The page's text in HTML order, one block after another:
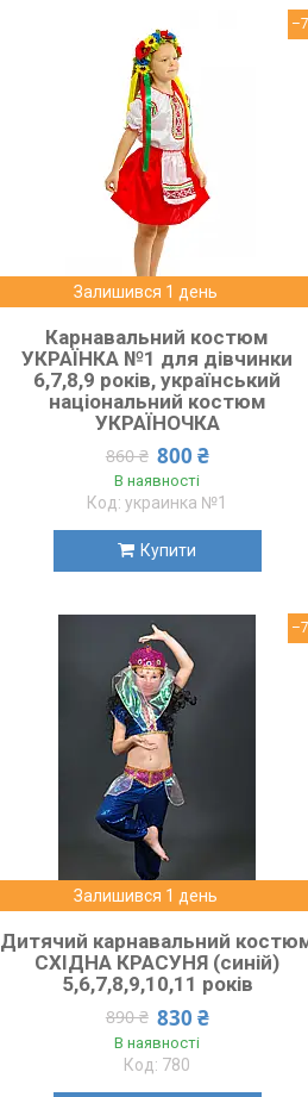
Залишився 1 день
Карнавальний костюм
УКРАЇНКА №1 для дівчинки
6,7,8,9 років, український
національний костюм
УКРАЇНОЧКА
860 ₴ 800 ₴
В наявності
украинка №1
Купити
Залишився 1 день
Дитячий карнавальний
СХІДНА КРАСУНЯ (синій)
5,6,7,8,9,10,11 років
890 ₴ 830 ₴
В наявності
780